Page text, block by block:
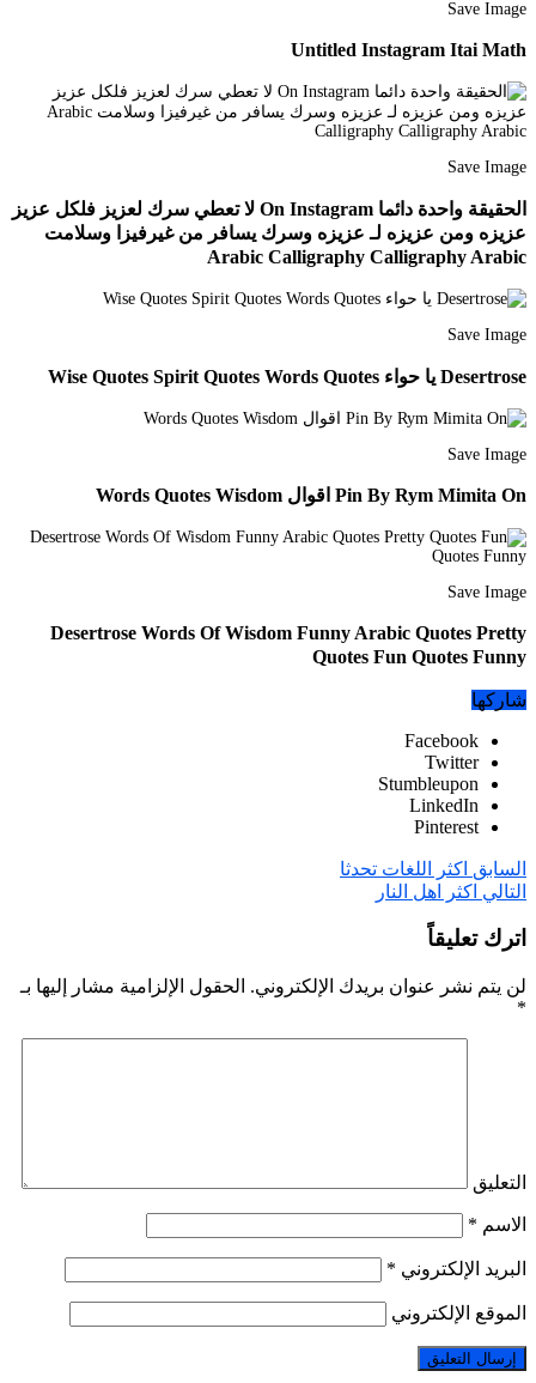
Save Image
Untitled Instagram Itai Math
Save Image
الحقيقة واحدة دائما On Instagram لا تعطي سرك لعزيز فلكل عزيز
عزيزه ومن عزيزه لـ عزيزه وسرك يسافر من غيرفيزا وسلامت
Arabic Calligraphy Calligraphy Arabic
Save Image
Desertrose يا حواء Wise Quotes Spirit Quotes Words Quotes
Save Image
Pin By Rym Mimita On اقوال Words Quotes Wisdom
Save Image
Desertrose Words Of Wisdom Funny Arabic Quotes Pretty
Quotes Fun Quotes Funny
شاركها
Facebook
Twitter
Stumbleupon
LinkedIn
Pinterest
السابق اكثر اللغات تحدثا
التالي اكثر اهل النار
اترك تعليقاً
لن يتم نشر عنوان بريدك الإلكتروني. الحقول الإلزامية مشار إليها بـ
*
التعليق
الاسم *
البريد الإلكتروني *
الموقع الإلكتروني